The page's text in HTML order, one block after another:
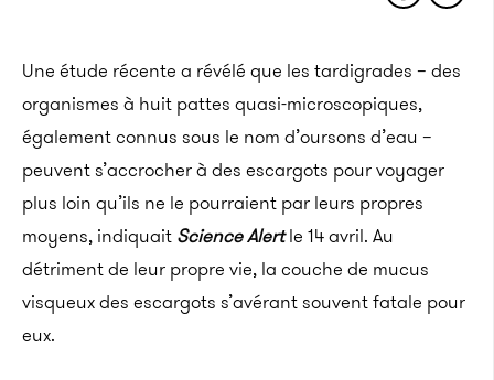
Une étude récente a révélé que les tardigrades – des
organismes à huit pattes quasi-microscopiques,
également connus sous le nom d’oursons d’eau –
peuvent s’accrocher à des escargots pour voyager
plus loin qu’ils ne le pourraient par leurs propres
moyens, indiquait Science Alertle 14 avril. Au
détriment de leur propre vie, la couche de mucus
visqueux des escargots s’avérant souvent fatale pour
eux.